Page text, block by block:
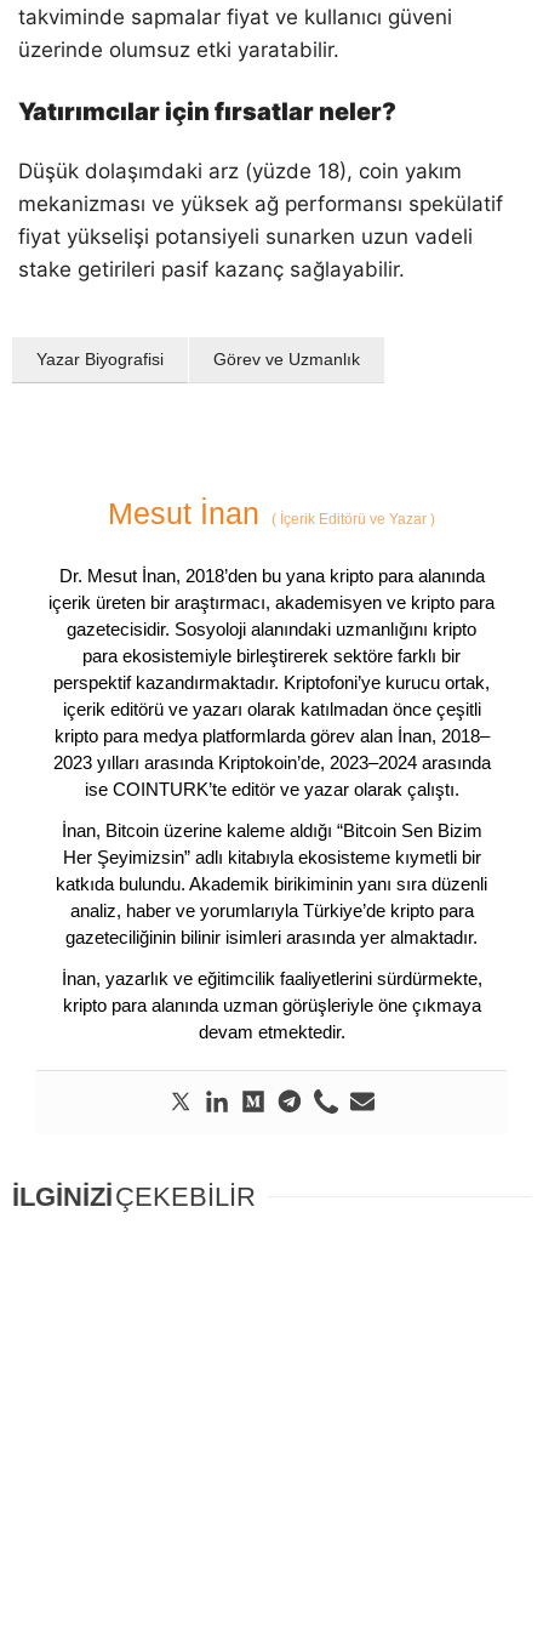
takviminde sapmalar fiyat ve kullanıcı güveni
üzerinde olumsuz etki yaratabilir.
Yatırımcılar için fırsatlar neler?
Düşük dolaşımdaki arz (yüzde 18), coin yakım
mekanizması ve yüksek ağ performansı spekülatif
fiyat yükselişi potansiyeli sunarken uzun vadeli
stake getirileri pasif kazanç sağlayabilir.
Yazar Biyografisi Görev ve Uzmanlık
Mesut İnan ( İçerik Editörü ve Yazar )
Dr. Mesut İnan, 2018’den bu yana kripto para alanında
içerik üreten bir araştırmacı, akademisyen ve kripto para
gazetecisidir. Sosyoloji alanındaki uzmanlığını kripto
para ekosistemiyle birleştirerek sektöre farklı bir
perspektif kazandırmaktadır. Kriptofoni’ye kurucu ortak,
içerik editörü ve yazarı olarak katılmadan önce çeşitli
kripto para medya platformlarda görev alan İnan, 2018–
2023 yılları arasında Kriptokoin’de, 2023–2024 arasında
ise COINTURK’te editör ve yazar olarak çalıştı.
İnan, Bitcoin üzerine kaleme aldığı “Bitcoin Sen Bizim
Her Şeyimizsin” adlı kitabıyla ekosisteme kıymetli bir
katkıda bulundu. Akademik birikiminin yanı sıra düzenli
analiz, haber ve yorumlarıyla Türkiye’de kripto para
gazeteciliğinin bilinir isimleri arasında yer almaktadır.
İnan, yazarlık ve eğitimcilik faaliyetlerini sürdürmekte,
kripto para alanında uzman görüşleriyle öne çıkmaya
devam etmektedir.
İLGİNİZİÇEKEBİLİR